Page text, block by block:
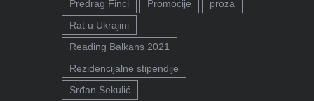
Predrag Finci
Promocije
proza
Rat u Ukrajini
Reading Balkans 2021
Rezidencijalne stipendije
Srđan Sekulić